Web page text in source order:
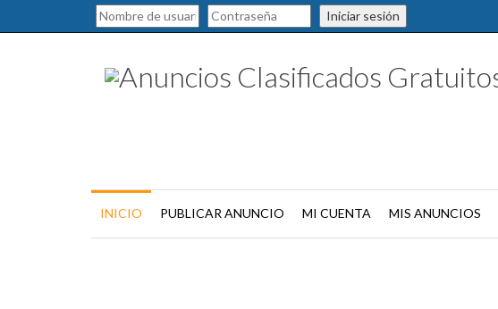
Iniciar sesión
INICIO PUBLICAR ANUNCIO MI CUENTA MIS ANUNCIOS